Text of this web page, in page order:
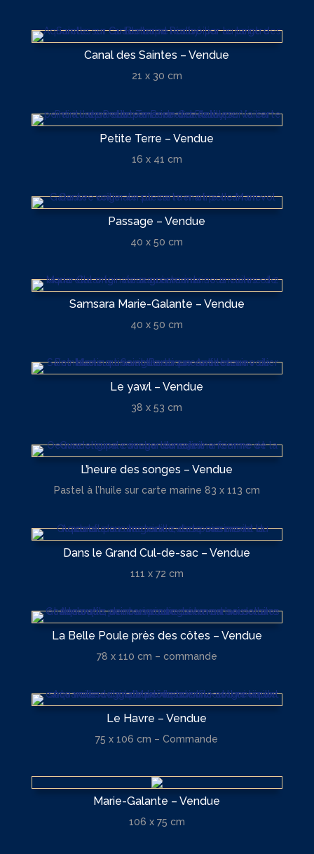
Canal des Saintes – Vendue
21 x 30 cm
Petite Terre – Vendue
16 x 41 cm
Passage – Vendue
40 x 50 cm
Samsara Marie-Galante – Vendue
40 x 50 cm
Le yawl – Vendue
38 x 53 cm
L’heure des songes – Vendue
Pastel à l’huile sur carte marine 83 x 113 cm
Dans le Grand Cul-de-sac – Vendue
111 x 72 cm
La Belle Poule près des côtes – Vendue
78 x 110 cm – commande
Le Havre – Vendue
75 x 106 cm – Commande
Marie-Galante – Vendue
106 x 75 cm